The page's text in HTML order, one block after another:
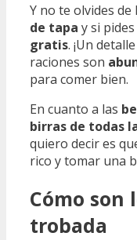
Y no te olvides de
de tapa y si
gratis. ¡Un
raciones son
para comer bien.
En cuanto a las
birras de todas
quiero decir es
rico y tomar una
Cómo son
trobada